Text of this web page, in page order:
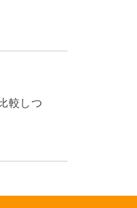
較しつ